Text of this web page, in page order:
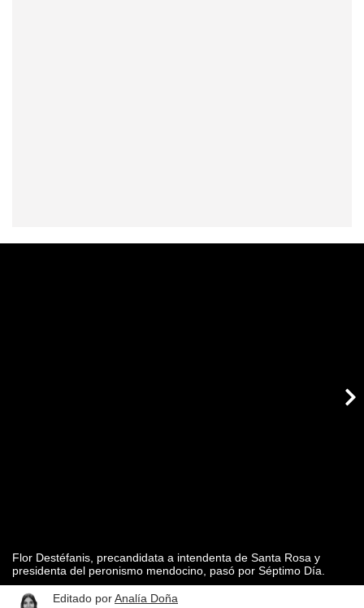
Flor Destéfanis, precandidata a intendenta de Santa Rosa y
presidenta del peronismo mendocino, pasó por Séptimo Día.
Editado porAnalía Doña